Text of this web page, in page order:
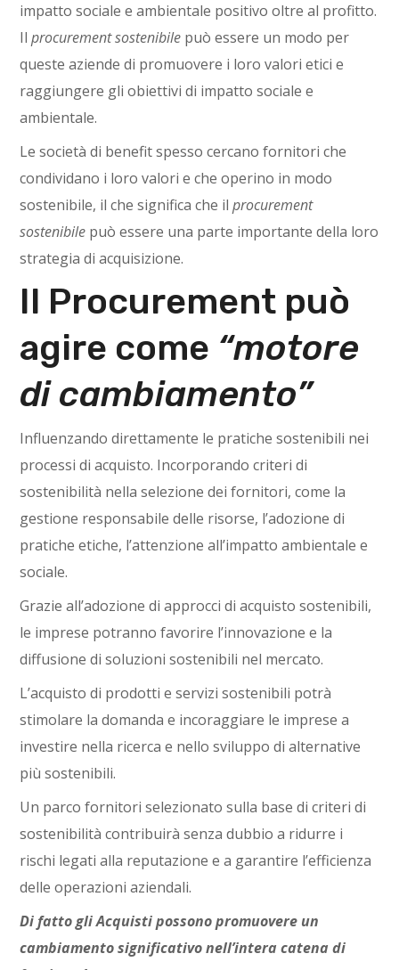
impatto sociale e ambientale positivo oltre al profitto.
Ilprocurement sostenibile può essere un modo per
queste aziende di promuovere i loro valori etici e
raggiungere gli obiettivi di impatto sociale e
ambientale.
Le società di benefit spesso cercano fornitori che
condividano i loro valori e che operino in modo
sostenibile, il che significa che ilprocurement
sostenibile può essere una parte importante della loro
strategia di acquisizione.
Il Procurement può
agire come “motore
di cambiamento”
Influenzando direttamente le pratiche sostenibili nei
processi di acquisto. Incorporando criteri di
sostenibilità nella selezione dei fornitori, come la
gestione responsabile delle risorse, l’adozione di
pratiche etiche, l’attenzione all’impatto ambientale e
sociale.
Grazie all’adozione di approcci di acquisto sostenibili,
le imprese potranno favorire l’innovazione e la
diffusione di soluzioni sostenibili nel mercato.
L’acquisto di prodotti e servizi sostenibili potrà
stimolare la domanda e incoraggiare le imprese a
investire nella ricerca e nello sviluppo di alternative
più sostenibili.
Un parco fornitori selezionato sulla base di criteri di
sostenibilità contribuirà senza dubbio a ridurre i
rischi legati alla reputazione e a garantire l’efficienza
delle operazioni aziendali.
Di fatto gli Acquisti possono promuovere un
cambiamento significativo nell’intera catena di